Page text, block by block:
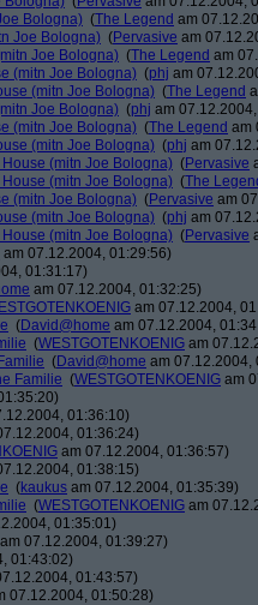
Bologna) (The Legend am
Joe Bologna) (Pervasive am
Joe Bologna) (The Legend am
(mitn Joe Bologna) (phj am
(mitn Joe Bologna) (The Legend
Joe Bologna) (phj am
(mitn Joe Bologna) (The Legend am
(mitn Joe Bologna) (phj am
House (mitn Joe Bologna) (Pervasive
House (mitn Joe Bologna) (The
(mitn Joe Bologna) (Pervasive am
(mitn Joe Bologna) (phj am
House (mitn Joe Bologna) (Pervasive
am 07.12.2004, 01:29:56)
01:31:17)
am 07.12.2004, 01:32:25)
am 07.12.2004,
(David@home am 07.12.2004,
(WESTGOTENKOENIG am
(David@home am 07.12.2004,
Familie (WESTGOTENKOENIG am
01:36:10)
01:36:24)
am 07.12.2004, 01:36:57)
01:38:15)
(kaukus am 07.12.2004, 01:35:39)
(WESTGOTENKOENIG am
01:35:01)
am 07.12.2004, 01:39:27)
01:43:02)
01:43:57)
07.12.2004, 01:50:28)